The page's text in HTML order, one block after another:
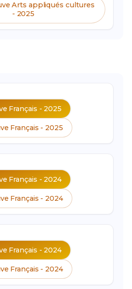
Arts appliqués cultures
- 2025
Français - 2025
Français - 2025
Français - 2024
Français - 2024
Français - 2024
Français - 2024